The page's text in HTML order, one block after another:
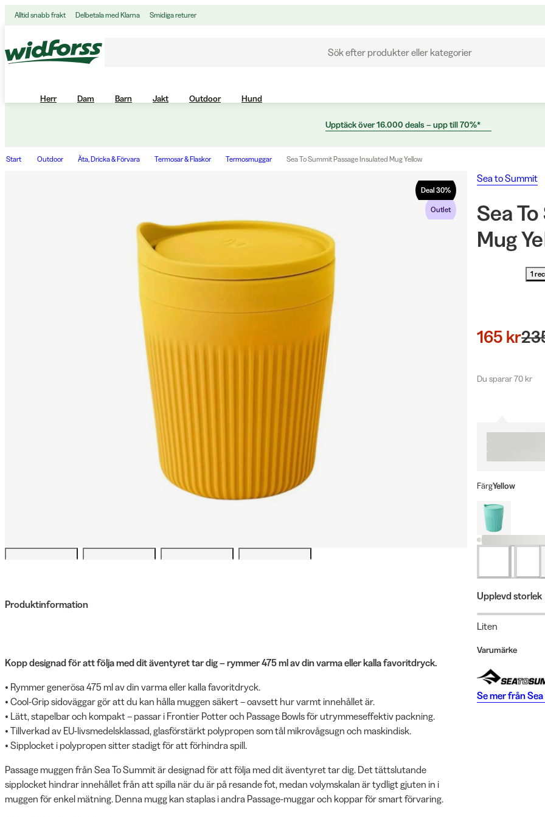
Alltid snabb frakt Delbetala med Klarna Smidiga returer
Sök efter produkter eller kategorier
Herr Dam Barn Jakt Outdoor Hund
Upptäck över 16.000 deals – upp till 70%*
Start Outdoor Äta, Dricka & Förvara Termosar & Flaskor Termosmuggar Sea To Summit Passage Insulated Mug Yellow
Deal 30%
Outlet
Produktinformation
Kopp designad för att följa med dit äventyret tar dig – rymmer 475 ml av din varma eller kalla favoritdryck.
• Rymmer generösa 475 ml av din varma eller kalla favoritdryck.
• Cool-Grip sidoväggar gör att du kan hålla muggen säkert – oavsett hur varmt innehållet är.
• Lätt, stapelbar och kompakt – passar i Frontier Potter och Passage Bowls för utrymmeseffektiv packning.
• Tillverkad av EU-livsmedelsklassad, glasförstärkt polypropen som tål mikrovågsugn och maskindisk.
• Sipplocket i polypropen sitter stadigt för att förhindra spill.
Passage muggen från Sea To Summit är designad för att följa med dit äventyret tar dig. Det tättslutande
sipplocket hindrar innehållet från att spilla när du är på resande fot, medan volymskalan är tydligt gjuten in i
muggen för enkel mätning. Denna mugg kan staplas i andra Passage-muggar och koppar för smart förvaring.
Sea to Summit
Sea
Mug
1
165 kr
Du sparar 70 kr
FärgYellow
Upplevd storlek
Liten
Varumärke
Se mer från